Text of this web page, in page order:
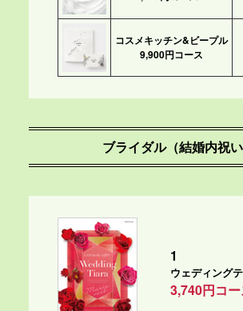
コスメキッチン&ビープル
9,900円コース
ブライダル（結婚内祝い
1
ウェディング
3,740円コー